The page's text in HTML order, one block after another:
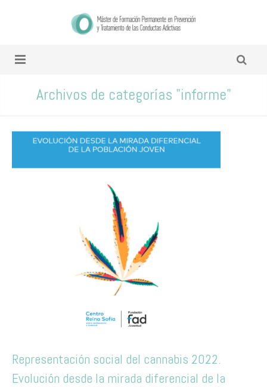
Archivos de categorías "informe"
Representación social del cannabis 2022.
Evolución desde la mirada diferencial de la